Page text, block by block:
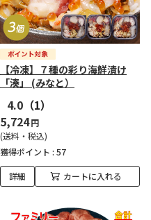
【冷凍】７種の彩り海鮮漬け
「湊」 (みなと）
4.0 （1）
5,724円
(送料・税込)
獲得ポイント : 57
詳細 カートに入れる